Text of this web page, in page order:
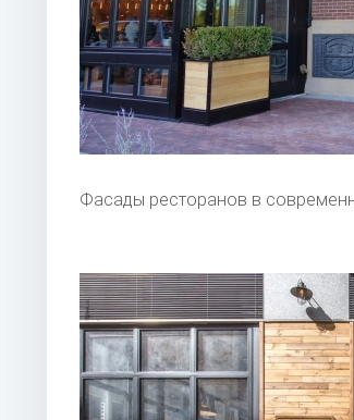
Фасады ресторанов в